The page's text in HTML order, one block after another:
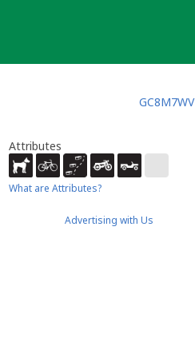
GC8M7WV
Attributes
What are Attributes?
Advertising with Us